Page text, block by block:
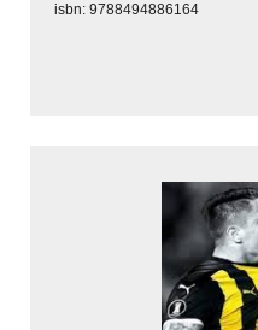
isbn: 9788494886164